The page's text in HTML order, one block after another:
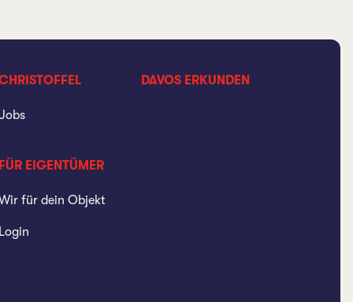
FÜR EIGENTÜMER
für dein Objekt
Login
DAVOS ERKUNDEN